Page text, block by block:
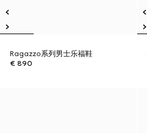
Ragazzo系列男士乐福鞋
€ 890